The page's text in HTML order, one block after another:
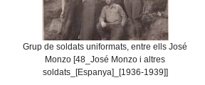
Grup de soldats uniformats, entre ells José
Monzo [48_José Monzo i altres
soldats_[Espanya]_[1936-1939]]